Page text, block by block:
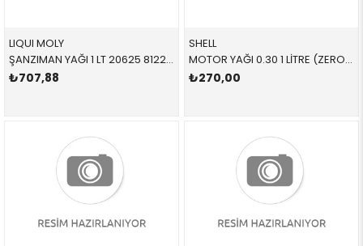
LIQUI MOLY
ŞANZIMAN YAĞI 1 LT 20625 81229400272 81229400272 1 LT
₺707,88
SHELL
MOTOR YAĞI 0.30 1 LİTRE (ZERO CARBON) STJLR035007 LR035007 LR035007
₺270,00